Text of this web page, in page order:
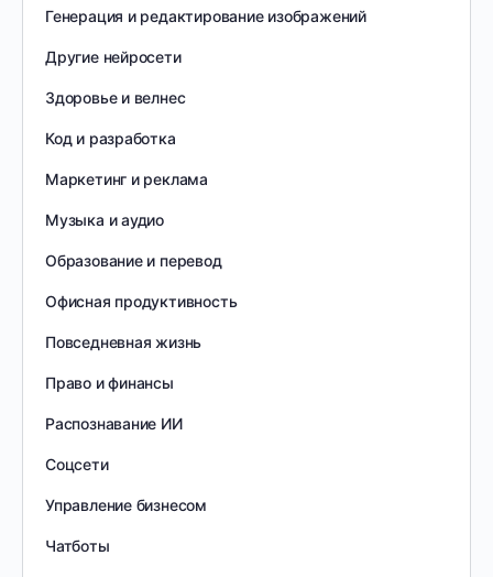
Генерация и редактирование изображений
Другие нейросети
Здоровье и велнес
Код и разработка
Маркетинг и реклама
Музыка и аудио
Образование и перевод
Офисная продуктивность
Повседневная жизнь
Право и финансы
Распознавание ИИ
Соцсети
Управление бизнесом
Чатботы